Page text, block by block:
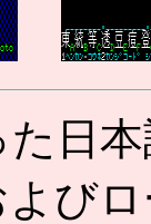
日
よび